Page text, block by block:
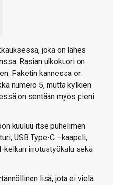
joka on lähes
Rasian ulkokuori on
Paketin kannessa on
numero 5, mutta kylkien
on sentään myös pieni
kuuluu itse puhelimen
USB Type-C –kaapeli,
kelkan irrotustyökalu sekä
lisä, jota ei vielä